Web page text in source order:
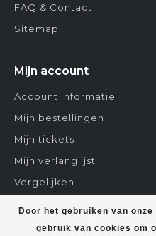
Door het gebruiken van
gebruik van cookies om
FAQ & Contact
Sitemap
Mijn account
Account informatie
Mijn bestellingen
Mijn tickets
Mijn verlanglijst
Vergelijken